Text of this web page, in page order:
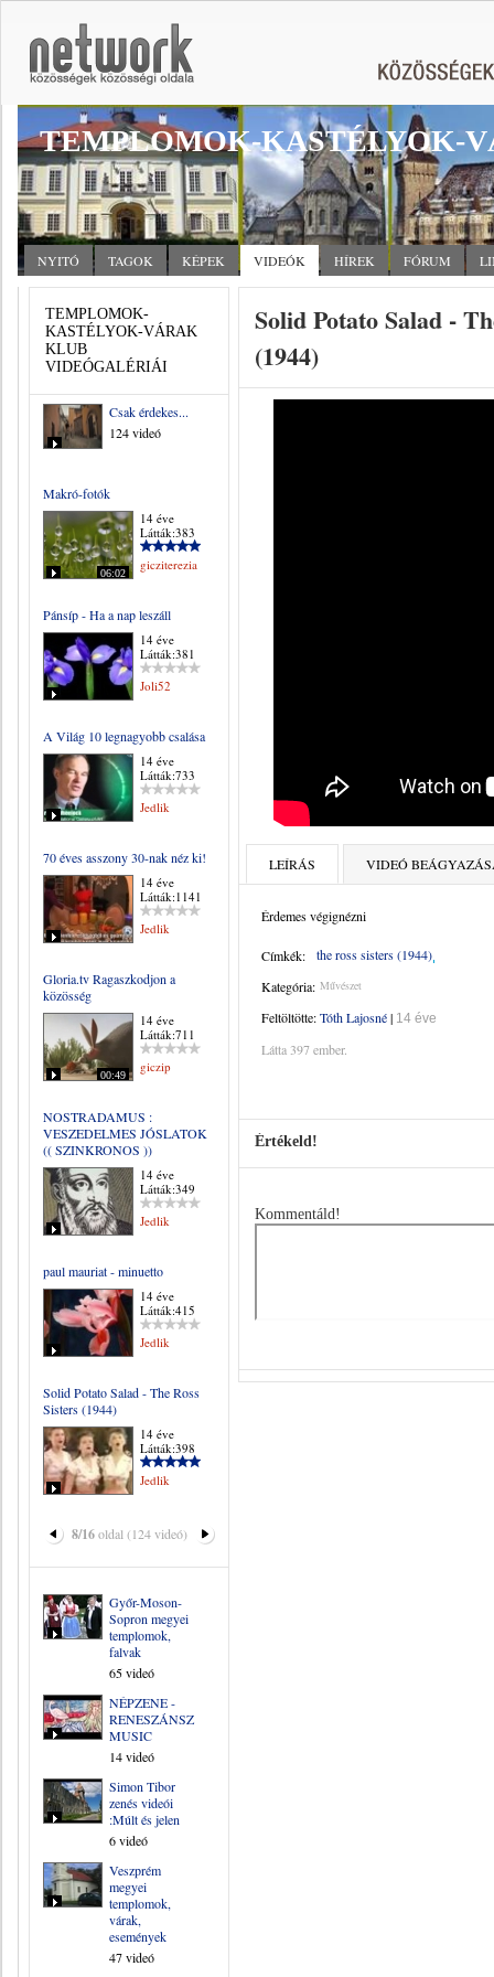
TEMPLOMOK-KASTÉLYOK-
NYITÓ TAGOK KÉPEK VIDEÓK HÍREK FÓRUM
TEMPLOMOK-
KASTÉLYOK-VÁRAK
KLUB
VIDEÓGALÉRIÁI
Csak érdekes...
124 videó
Makró-fotók
06:02
14 éve
Látták:383
gicziterezia
Pánsíp - Ha a nap leszáll
14 éve
Látták:381
Joli52
A Világ 10 legnagyobb csalása
14 éve
Látták:733
Jedlik
70 éves asszony 30-nak néz ki!
14 éve
Látták:1141
Jedlik
Gloria.tv Ragaszkodjon a
közösség
00:49
14 éve
Látták:711
giczip
NOSTRADAMUS :
VESZEDELMES JÓSLATOK
(( SZINKRONOS ))
14 éve
Látták:349
Jedlik
paul mauriat - minuetto
14 éve
Látták:415
Jedlik
Solid Potato Salad - The Ross
Sisters (1944)
14 éve
Látták:398
Jedlik
8/16oldal (124 videó)
Győr-Moson-
Sopron megyei
templomok,
falvak
65 videó
NÉPZENE -
RENESZÁNSZ
MUSIC
14 videó
Simon Tibor
zenés videói
:Múlt és jelen
6 videó
Veszprém
megyei
templomok,
várak,
események
47 videó
Solid Potato Salad -
(1944)
LEÍRÁS VIDEÓ
Érdemes végignézni
Címkék:
the ross sisters (1944)
Kategória: Művészet
Feltöltötte:Tóth Lajosné| 14 éve
Látta 397 ember.
Értékeld!
Kommentáld!